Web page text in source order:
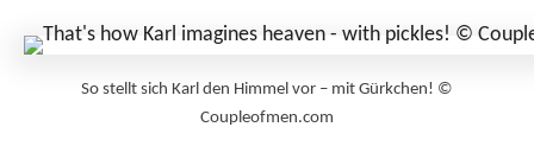
So stellt sich Karl den Himmel vor – mit Gürkchen! ©
Coupleofmen.com